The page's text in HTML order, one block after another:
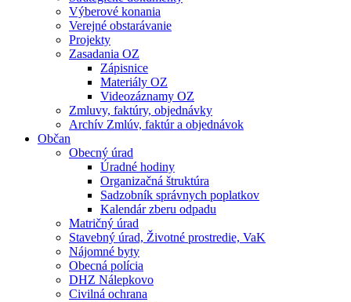
Výberové konania
Verejné obstarávanie
Projekty
Zasadania OZ
Zápisnice
Materiály OZ
Videozáznamy OZ
Zmluvy, faktúry, objednávky
Archív Zmlúv, faktúr a objednávok
Občan
Obecný úrad
Úradné hodiny
Organizačná štruktúra
Sadzobník správnych poplatkov
Kalendár zberu odpadu
Matričný úrad
Stavebný úrad, Životné prostredie, VaK
Nájomné byty
Obecná polícia
DHZ Nálepkovo
Civilná ochrana